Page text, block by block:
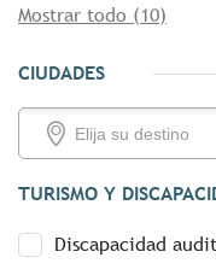
Mostrar todo (10)
CIUDADES
TURISMO Y
Discapacidad